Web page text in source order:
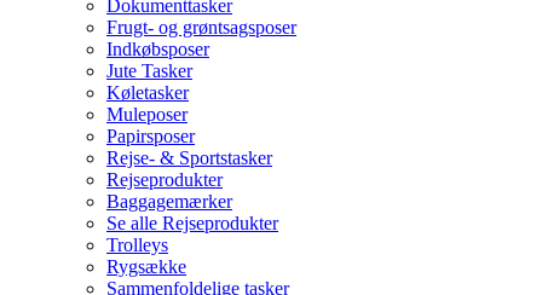
Dokumenttasker
Frugt- og grøntsagsposer
Indkøbsposer
Jute Tasker
Køletasker
Muleposer
Papirsposer
Rejse- & Sportstasker
Rejseprodukter
Baggagemærker
Se alle Rejseprodukter
Trolleys
Rygsække
Sammenfoldelige tasker